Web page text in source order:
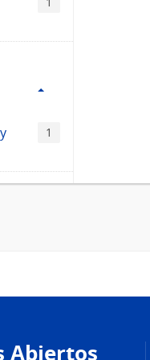
1
Abiertos